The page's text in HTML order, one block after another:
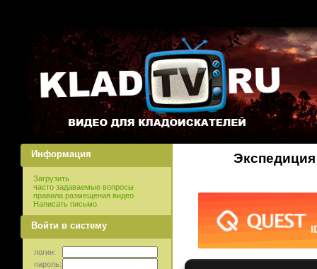
Информация
Загрузить
часто задаваемые вопросы
правила размещения видео
Написать письмо
Войти в систему
логин:
пароль: